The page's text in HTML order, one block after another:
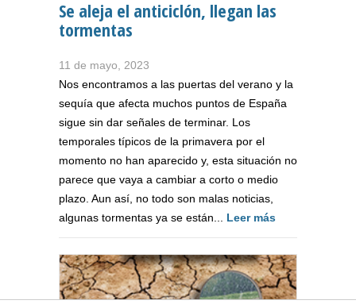
Se aleja el anticiclón, llegan las
tormentas
11 de mayo, 2023
Nos encontramos a las puertas del verano y la
sequía que afecta muchos puntos de España
sigue sin dar señales de terminar. Los
temporales típicos de la primavera por el
momento no han aparecido y, esta situación no
parece que vaya a cambiar a corto o medio
plazo. Aun así, no todo son malas noticias,
algunas tormentas ya se están... Leer más